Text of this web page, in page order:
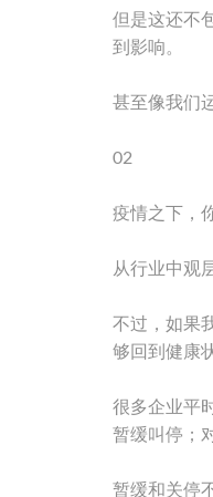
但是这还不
到影响。
甚至像我们
02
疫情之下，
从行业中观
不过，如果
够回到健康
很多企业平
暂缓叫停；
暂缓和关停